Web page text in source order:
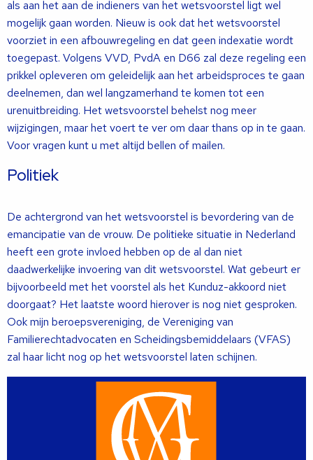
als aan het aan de indieners van het wetsvoorstel ligt wel
mogelijk gaan worden. Nieuw is ook dat het wetsvoorstel
voorziet in een afbouwregeling en dat geen indexatie wordt
toegepast. Volgens VVD, PvdA en D66 zal deze regeling een
prikkel opleveren om geleidelijk aan het arbeidsproces te gaan
deelnemen, dan wel langzamerhand te komen tot een
urenuitbreiding. Het wetsvoorstel behelst nog meer
wijzigingen, maar het voert te ver om daar thans op in te gaan.
Voor vragen kunt u met altijd bellen of mailen.
Politiek
De achtergrond van het wetsvoorstel is bevordering van de
emancipatie van de vrouw. De politieke situatie in Nederland
heeft een grote invloed hebben op de al dan niet
daadwerkelijke invoering van dit wetsvoorstel. Wat gebeurt er
bijvoorbeeld met het voorstel als het Kunduz-akkoord niet
doorgaat? Het laatste woord hierover is nog niet gesproken.
Ook mijn beroepsvereniging, de Vereniging van
Familierechtadvocaten en Scheidingsbemiddelaars (VFAS)
zal haar licht nog op het wetsvoorstel laten schijnen.